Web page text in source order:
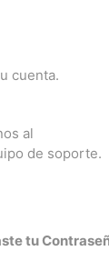
cuenta.
al
de soporte.
tu